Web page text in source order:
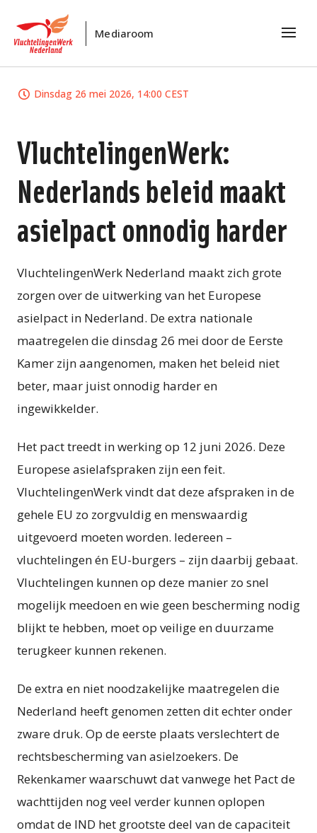
Mediaroom
Dinsdag 26 mei 2026, 14:00 CEST
VluchtelingenWerk:
Nederlands beleid maakt
asielpact onnodig harder
VluchtelingenWerk Nederland maakt zich grote
zorgen over de uitwerking van het Europese
asielpact in Nederland. De extra nationale
maatregelen die dinsdag 26 mei door de Eerste
Kamer zijn aangenomen, maken het beleid niet
beter, maar juist onnodig harder en
ingewikkelder.
Het pact treedt in werking op 12 juni 2026. Deze
Europese asielafspraken zijn een feit.
VluchtelingenWerk vindt dat deze afspraken in de
gehele EU zo zorgvuldig en menswaardig
uitgevoerd moeten worden. Iedereen –
vluchtelingen én EU-burgers – zijn daarbij gebaat.
Vluchtelingen kunnen op deze manier zo snel
mogelijk meedoen en wie geen bescherming nodig
blijkt te hebben, moet op veilige en duurzame
terugkeer kunnen rekenen.
De extra en niet noodzakelijke maatregelen die
Nederland heeft genomen zetten dit echter onder
zware druk. Op de eerste plaats verslechtert de
rechtsbescherming van asielzoekers. De
Rekenkamer waarschuwt dat vanwege het Pact de
wachttijden nog veel verder kunnen oplopen
omdat de IND het grootste deel van de capaciteit